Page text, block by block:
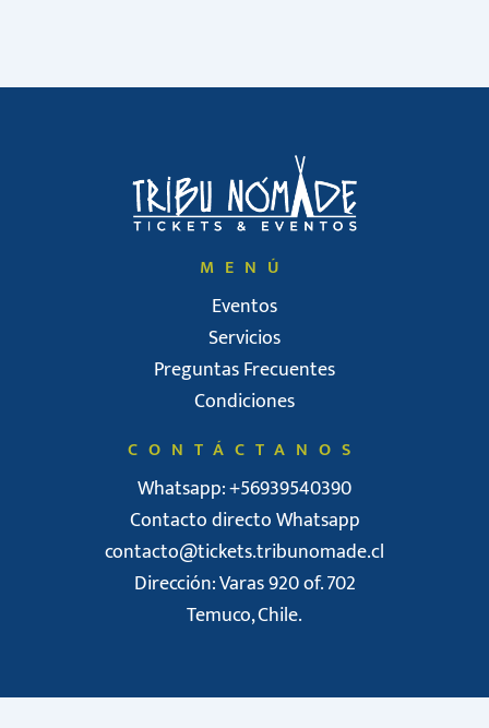
MENÚ
Eventos
Servicios
Preguntas Frecuentes
Condiciones
CONTÁCTANOS
Whatsapp: +56939540390
Contacto directo Whatsapp
contacto@tickets.tribunomade.cl
Dirección: Varas 920 of. 702
Temuco, Chile.